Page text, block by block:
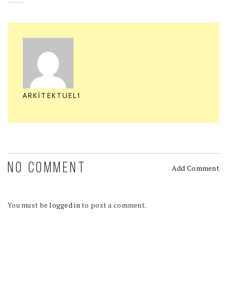
ARKITEKTUEL1
NO COMMENT Add Comment
You must belogged into post a comment.